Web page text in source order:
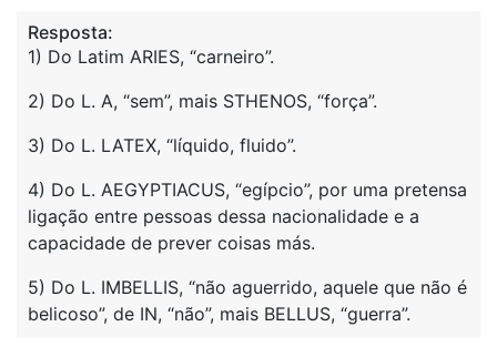
Resposta:
1) Do Latim ARIES, “carneiro”.
2) Do L. A, “sem”, mais STHENOS, “força”.
3) Do L. LATEX, “líquido, fluido”.
4) Do L. AEGYPTIACUS, “egípcio”, por uma pretensa
ligação entre pessoas dessa nacionalidade e a
capacidade de prever coisas más.
5) Do L. IMBELLIS, “não aguerrido, aquele que não é
belicoso”, de IN, “não”, mais BELLUS, “guerra”.